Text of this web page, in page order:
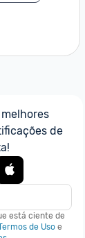
de
está ciente de
de Uso e